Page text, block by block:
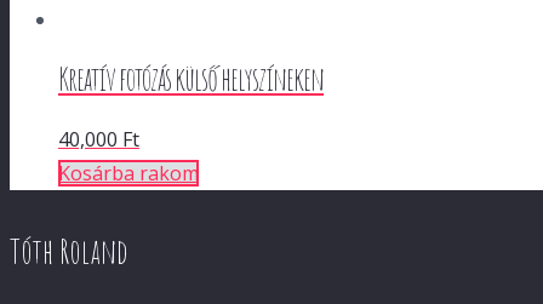
Kreatív fotózás külső helyszíneken
40,000 Ft
Kosárba rakom
Tóth Roland